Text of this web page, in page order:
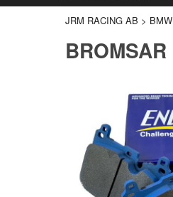
JRM RACING AB > BMW
BROMSAR